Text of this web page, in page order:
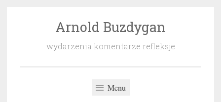
Arnold Buzdygan
wydarzenia komentarze refleksje
Menu